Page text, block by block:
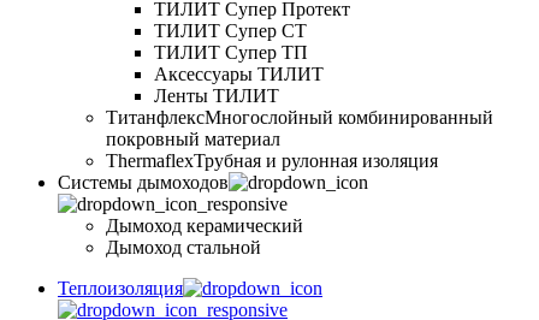
ТИЛИТ Супер Протект
ТИЛИТ Супер СТ
ТИЛИТ Супер ТП
Аксессуары ТИЛИТ
Ленты ТИЛИТ
ТитанфлексМногослойный комбинированный
покровный материал
ThermaflexТрубная и рулонная изоляция
Cистемы дымоходов
Дымоход керамический
Дымоход стальной
Теплоизоляция